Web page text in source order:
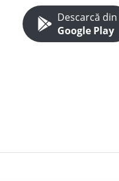
Descarcă din
Google Play